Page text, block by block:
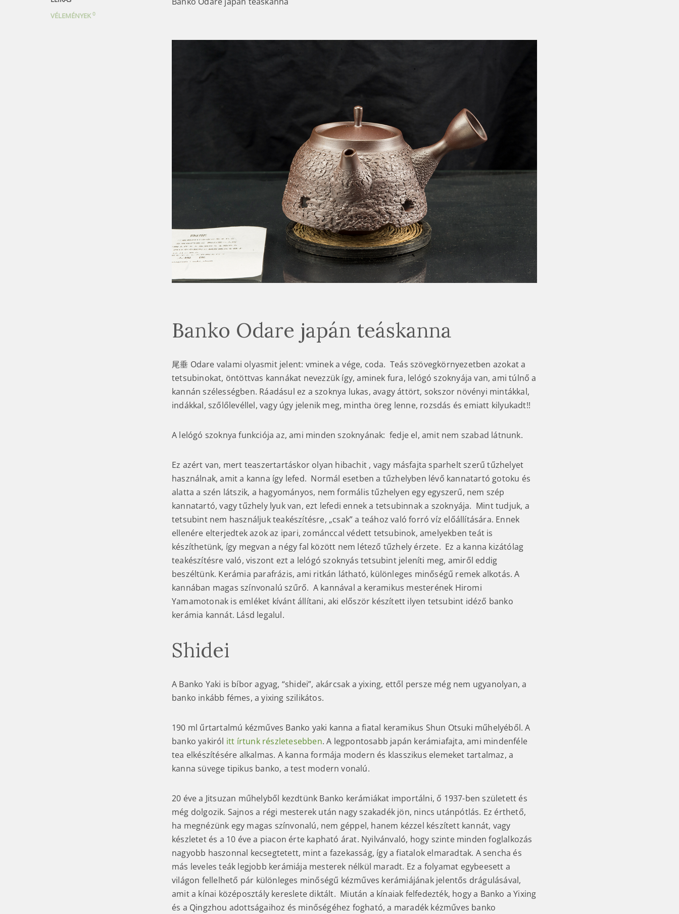
VÉLEMÉNYEK0
Banko Odare japán teáskanna
尾垂 Odare valami olyasmit jelent: vminek a vége, coda. Teás szövegkörnyezetben azokat a
tetsubinokat, öntöttvas kannákat nevezzük így, aminek fura, lelógó szoknyája van, ami túlnő a
kannán szélességben. Ráadásul ez a szoknya lukas, avagy áttört, sokszor növényi mintákkal,
indákkal, szőlőlevéllel, vagy úgy jelenik meg, mintha öreg lenne, rozsdás és emiatt kilyukadt!!
A lelógó szoknya funkciója az, ami minden szoknyának: fedje el, amit nem szabad látnunk.
Ez azért van, mert teaszertartáskor olyan hibachit , vagy másfajta sparhelt szerű tűzhelyet
használnak, amit a kanna így lefed. Normál esetben a tűzhelyben lévő kannatartó gotoku és
alatta a szén látszik, a hagyományos, nem formális tűzhelyen egy egyszerű, nem szép
kannatartó, vagy tűzhely lyuk van, ezt lefedi ennek a tetsubinnak a szoknyája. Mint tudjuk, a
tetsubint nem használjuk teakészítésre, „csak” a teához való forró víz előállítására. Ennek
ellenére elterjedtek azok az ipari, zománccal védett tetsubinok, amelyekben teát is
készíthetünk, így megvan a négy fal között nem létező tűzhely érzete. Ez a kanna kizátólag
teakészítésre való, viszont ezt a lelógó szoknyás tetsubint jeleníti meg, amiről eddig
beszéltünk. Kerámia parafrázis, ami ritkán látható, különleges minőségű remek alkotás. A
kannában magas színvonalú szűrő. A kannával a keramikus mesterének Hiromi
Yamamotonak is emléket kívánt állítani, aki először készített ilyen tetsubint idéző banko
kerámia kannát. Lásd legalul.
Shidei
A Banko Yaki is bíbor agyag, “shidei”, akárcsak a yixing, ettől persze még nem ugyanolyan, a
banko inkább fémes, a yixing szilikátos.
190 ml űrtartalmú kézműves Banko yaki kanna a fiatal keramikus Shun Otsuki műhelyéből. A
banko yakiról itt írtunk részletesebben. A legpontosabb japán kerámiafajta, ami mindenféle
tea elkészítésére alkalmas. A kanna formája modern és klasszikus elemeket tartalmaz, a
kanna süvege tipikus banko, a test modern vonalú.
20 éve a Jitsuzan műhelyből kezdtünk Banko kerámiákat importálni, ő 1937-ben született és
még dolgozik. Sajnos a régi mesterek után nagy szakadék jön, nincs utánpótlás. Ez érthető,
ha megnézünk egy magas színvonalú, nem géppel, hanem kézzel készített kannát, vagy
készletet és a 10 éve a piacon érte kapható árat. Nyilvánvaló, hogy szinte minden foglalkozás
nagyobb haszonnal kecsegtetett, mint a fazekasság, így a fiatalok elmaradtak. A sencha és
más leveles teák legjobb kerámiája mesterek nélkül maradt. Ez a folyamat egybeesett a
világon fellelhető pár különleges minőségű kézműves kerámiájának jelentős drágulásával,
amit a kínai középosztály kereslete diktált. Miután a kínaiak felfedezték, hogy a Banko a Yixing
és a Qingzhou adottságaihoz és minőségéhez fogható, a maradék kézműves banko